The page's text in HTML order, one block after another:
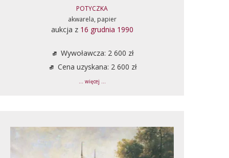
POTYCZKA
akwarela, papier
aukcja z 16 grudnia 1990
Wywoławcza: 2 600 zł
Cena uzyskana: 2 600 zł
... więcej ...